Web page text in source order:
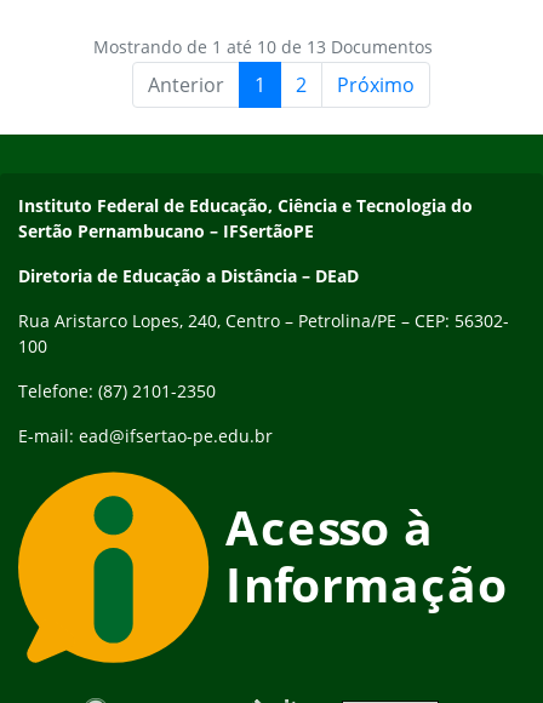
Mostrando de 1 até 10 de 13 Documentos
Anterior 1 2
Próximo
Endereço
Instituto Federal de Educação, Ciência e Tecnologia do
Sertão Pernambucano – IFSertãoPE
Diretoria de Educação a Distância – DEaD
Rua Aristarco Lopes, 240, Centro – Petrolina/PE – CEP: 56302-
100
Telefone: (87) 2101-2350
E-mail: ead@ifsertao-pe.edu.br